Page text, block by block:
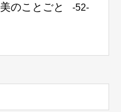
美のことごと -52-